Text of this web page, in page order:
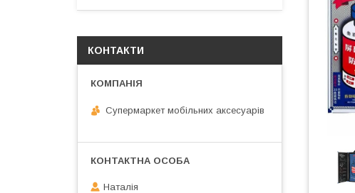
КОНТАКТИ
Супермаркет мобільних аксесуарів
Наталія